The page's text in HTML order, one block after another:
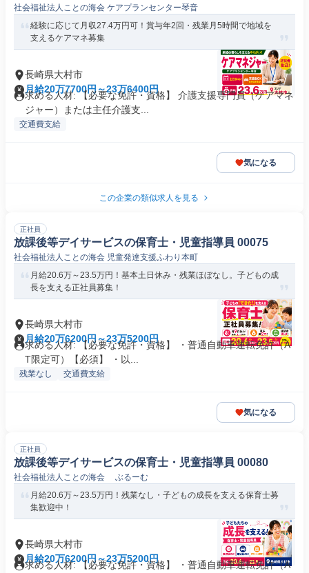
社会福祉法人ことの海会 ケアプランセンター琴音
経験に応じて月収27.4万円可！賞与年2回・残業月5時間で地域を
支えるケアマネ募集
長崎県大村市
月給20万7700円～23万6400円
求める人材: 【必要な免許・資格】 介護支援専門員（ケアマネ
ジャー）または主任介護支...
交通費支給
気になる
この企業の類似求人を見る
正社員
放課後等デイサービスの保育士・児童指導員 00075
社会福祉法人ことの海会 児童発達支援ふわり本町
月給20.6万～23.5万円！基本土日休み・残業ほぼなし。子どもの成
長を支える正社員募集！
長崎県大村市
月給20万6200円～23万5200円
求める人材: 【必要な免許・資格】 ・普通自動車運転免許（A
T限定可）【必須】 ・以...
残業なし 交通費支給
気になる
正社員
放課後等デイサービスの保育士・児童指導員 00080
社会福祉法人ことの海会 ぶるーむ
月給20.6万～23.5万円！残業なし・子どもの成長を支える保育士募
集歓迎中！
長崎県大村市
月給20万6200円～23万5200円
求める人材: 【必要な免許・資格】 ・普通自動車運転免許（A